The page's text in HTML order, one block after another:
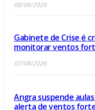
08/08/2026
Gabinete de Crise é
monitorar ventos
07/08/2026
Angra suspende
alerta de ventos